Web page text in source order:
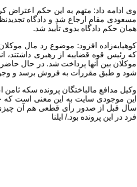
مسعودی مقام ارجاع شد و دادگاه
همان حکم دادگاه بدوی تأیید شد.
کوهپایه‌زاده افزود: موضوع رد مال
که رئیس قوه قضاییه از رهبری
موکلان بین آنها پرداخت شد. در حال
شود و طبق مقررات به فروش برسد و
وکیل مدافع مالباختگان پرونده سکه
این موجودی سایت به این معنی است که
سال قبل از صدور رأی قطعی هم آن
فرد در این پرونده بود./ ایلنا